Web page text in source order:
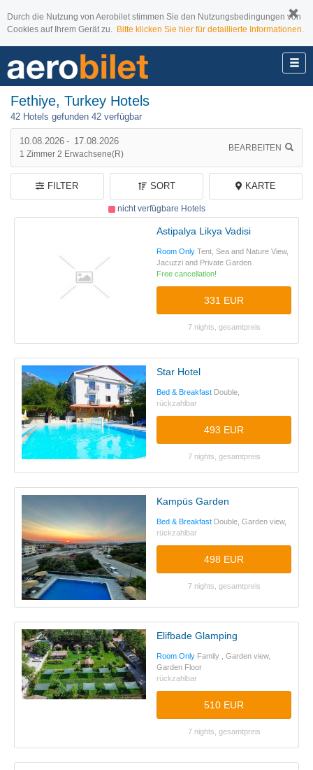
Durch die Nutzung von Aerobilet stimmen Sie den Nutzungsbedingungen von
Cookies auf Ihrem Gerät zu. Bitte klicken Sie hier für detaillierte Informationen.
10.08.2026 - 17.08.2026
1 Zimmer 2 Erwachsene(r)
BEARBEITEN
Fethiye, Turkey Hotels
42 Hotels gefunden 42 verfügbar
nicht verfügbare Hotels
FILTER SORT KARTE
Astipalya Likya Vadisi
Room Only Tent, Sea and Nature View,
Jacuzzi and Private Garden
Free cancellation!
331 EUR
7 nights, gesamtpreis
Star Hotel
Bed & Breakfast Double,
rückzahlbar
493 EUR
7 nights, gesamtpreis
Kampüs Garden
Bed & Breakfast Double, Garden view,
rückzahlbar
498 EUR
7 nights, gesamtpreis
Elifbade Glamping
Room Only Family , Garden view,
Garden Floor
rückzahlbar
510 EUR
7 nights, gesamtpreis